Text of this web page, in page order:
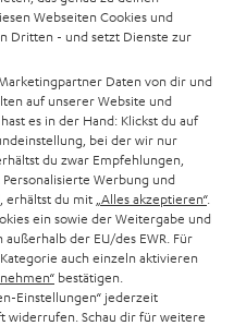
Webseiten Cookies und
Dritten - und setzt Dienste zur
Daten von dir und
auf unserer Website und
es in der Hand: Klickst du auf
bei der wir nur
du zwar Empfehlungen,
Werbung und
erhältst du mit „Alles akzeptieren“.
ein sowie der Weitergabe und
der EU/des EWR. Für
auch einzeln aktivieren
bestätigen.
Einstellungen“ jederzeit
widerrufen. Schau dir für weitere